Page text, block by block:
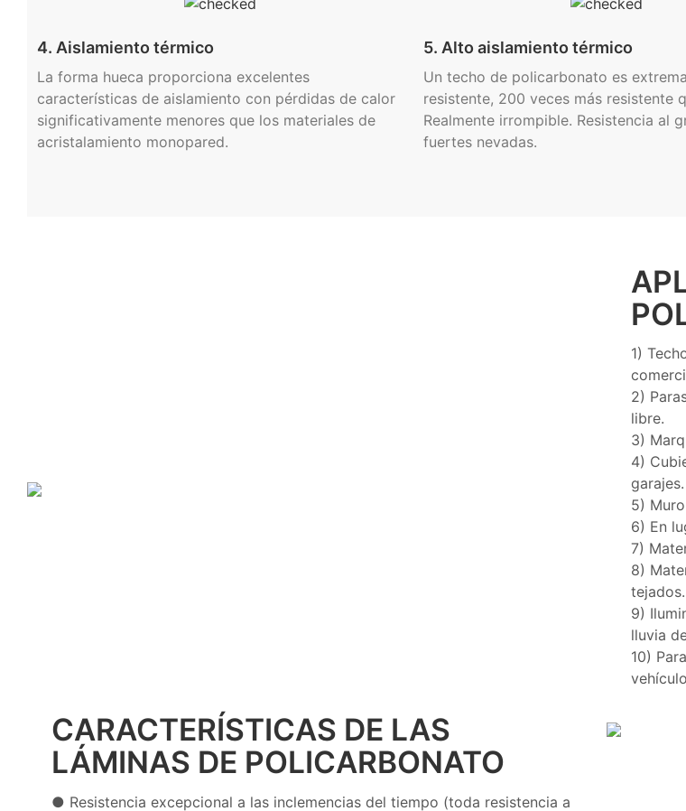
4. Aislamiento térmico
La forma hueca proporciona excelentes
características de aislamiento con pérdidas de calor
significativamente menores que los materiales de
acristalamiento monopared.
5. Alto aislamiento térmico
Un techo de policarbonato es
resistente, 200 veces más resistente
Realmente irrompible. Resistencia al
fuertes nevadas.
1)
2)
libre.
3)
4)
garajes.
5)
6) En
7)
8)
tejados.
9)
lluvia
10)
CARACTERÍSTICAS DE LAS
LÁMINAS DE POLICARBONATO
● Resistencia excepcional a las inclemencias del tiempo (toda resistencia a